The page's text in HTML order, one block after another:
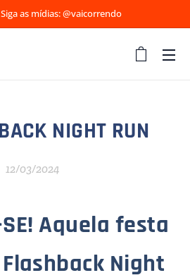
as mídias: @vaicorrendo
NIGHT RUN
12/03/2024
SE! Aquela festa
Night